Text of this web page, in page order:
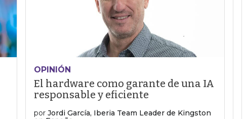
OPINIÓN
El hardware como garante de una IA
responsable y eficiente
por Jordi García, Iberia Team Leader de Kingston